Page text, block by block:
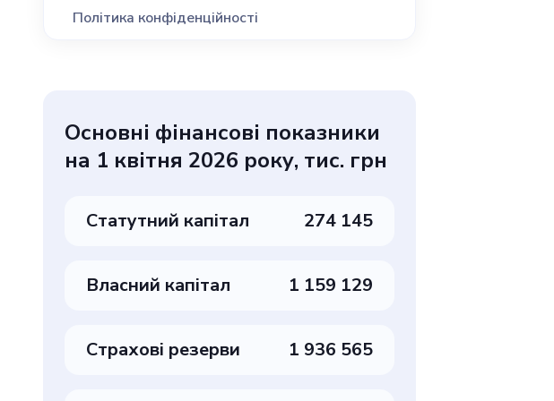
Політика конфіденційності
Основні фінансові показники
на 1 квітня 2026 року, тис. грн
Статутний капітал 274 145
Власний капітал 1 159 129
Страхові резерви 1 936 565